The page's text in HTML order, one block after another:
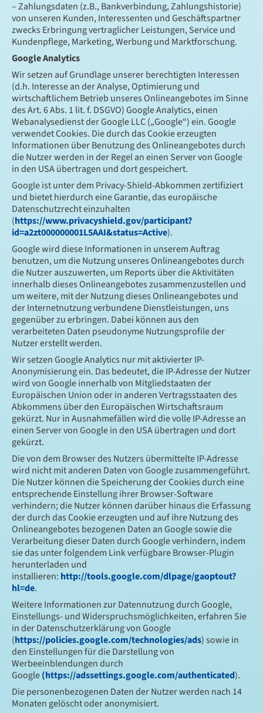
– Zahlungsdaten (z.B., Bankverbindung, Zahlungshistorie)
von unseren Kunden, Interessenten und Geschäftspartner
zwecks Erbringung vertraglicher Leistungen, Service und
Kundenpflege, Marketing, Werbung und Marktforschung.
Google Analytics
Wir setzen auf Grundlage unserer berechtigten Interessen
(d.h. Interesse an der Analyse, Optimierung und
wirtschaftlichem Betrieb unseres Onlineangebotes im Sinne
des Art. 6 Abs. 1 lit. f. DSGVO) Google Analytics, einen
Webanalysedienst der Google LLC („Google“) ein. Google
verwendet Cookies. Die durch das Cookie erzeugten
Informationen über Benutzung des Onlineangebotes durch
die Nutzer werden in der Regel an einen Server von Google
in den USA übertragen und dort gespeichert.
Google ist unter dem Privacy-Shield-Abkommen zertifiziert
und bietet hierdurch eine Garantie, das europäische
Datenschutzrecht einzuhalten
(https://www.privacyshield.gov/participant?
id=a2zt000000001L5AAI&status=Active).
Google wird diese Informationen in unserem Auftrag
benutzen, um die Nutzung unseres Onlineangebotes durch
die Nutzer auszuwerten, um Reports über die Aktivitäten
innerhalb dieses Onlineangebotes zusammenzustellen und
um weitere, mit der Nutzung dieses Onlineangebotes und
der Internetnutzung verbundene Dienstleistungen, uns
gegenüber zu erbringen. Dabei können aus den
verarbeiteten Daten pseudonyme Nutzungsprofile der
Nutzer erstellt werden.
Wir setzen Google Analytics nur mit aktivierter IP-
Anonymisierung ein. Das bedeutet, die IP-Adresse der Nutzer
wird von Google innerhalb von Mitgliedstaaten der
Europäischen Union oder in anderen Vertragsstaaten des
Abkommens über den Europäischen Wirtschaftsraum
gekürzt. Nur in Ausnahmefällen wird die volle IP-Adresse an
einen Server von Google in den USA übertragen und dort
gekürzt.
Die von dem Browser des Nutzers übermittelte IP-Adresse
wird nicht mit anderen Daten von Google zusammengeführt.
Die Nutzer können die Speicherung der Cookies durch eine
entsprechende Einstellung ihrer Browser-Software
verhindern; die Nutzer können darüber hinaus die Erfassung
der durch das Cookie erzeugten und auf ihre Nutzung des
Onlineangebotes bezogenen Daten an Google sowie die
Verarbeitung dieser Daten durch Google verhindern, indem
sie das unter folgendem Link verfügbare Browser-Plugin
herunterladen und
installieren: http://tools.google.com/dlpage/gaoptout?
hl=de.
Weitere Informationen zur Datennutzung durch Google,
Einstellungs- und Widerspruchsmöglichkeiten, erfahren Sie
in der Datenschutzerklärung von Google
(https://policies.google.com/technologies/ads) sowie in
den Einstellungen für die Darstellung von
Werbeeinblendungen durch
Google(https://adssettings.google.com/authenticated).
Die personenbezogenen Daten der Nutzer werden nach 14
Monaten gelöscht oder anonymisiert.